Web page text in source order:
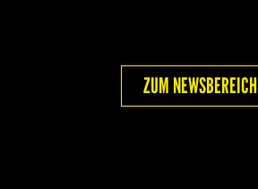
ZUM NEWSBEREICH